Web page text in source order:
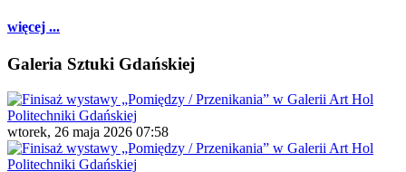
więcej ...
Galeria Sztuki Gdańskiej
wtorek, 26 maja 2026 07:58